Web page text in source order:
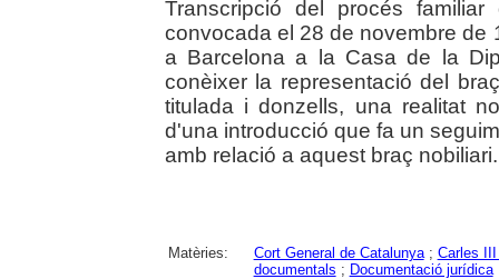
Transcripció del procés
convocada el 28 de novembre de
a Barcelona a la Casa de la
conèixer la representació del
titulada i donzells, una realitat
d'una introducció que fa un
amb relació a aquest braç nobiliari.
Matèries: Cort General de Catalunya; Carles
documentals ; Documentació jurídica